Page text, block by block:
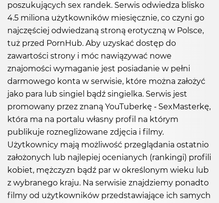
poszukujących sex randek. Serwis odwiedza blisko
4.5 miliona użytkowników miesięcznie, co czyni go
najczęściej odwiedzaną stroną erotyczną w Polsce,
tuż przed PornHub. Aby uzyskać dostęp do
zawartości strony i móc nawiązywać nowe
znajomości wymaganie jest posiadanie w pełni
darmowego konta w serwisie, które można założyć
jako para lub singiel bądź singielka. Serwis jest
promowany przez znaną YouTuberkę - SexMasterkę,
która ma na portalu własny profil na którym
publikuje roznegliżowane zdjęcia i filmy.
Użytkownicy mają możliwość przeglądania ostatnio
założonych lub najlepiej ocenianych (rankingi) profili
kobiet, mężczyzn bądź par w określonym wieku lub
z wybranego kraju. Na serwisie znajdziemy ponadto
filmy od użytkowników przedstawiające ich samych